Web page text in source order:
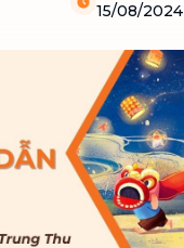
15/08/2024